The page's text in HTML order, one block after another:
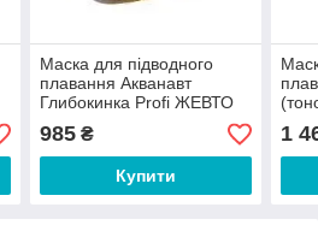
Маска для підводного
плавання Акванавт
Глибокинка Profi ЖЕВТО
СИНЯ
985₴
Купити
1